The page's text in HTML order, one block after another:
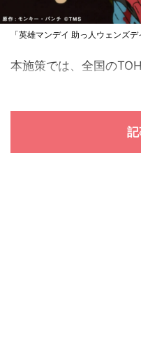
「英雄マンデイ 助っ人ウェンズ
本施策では、全国の